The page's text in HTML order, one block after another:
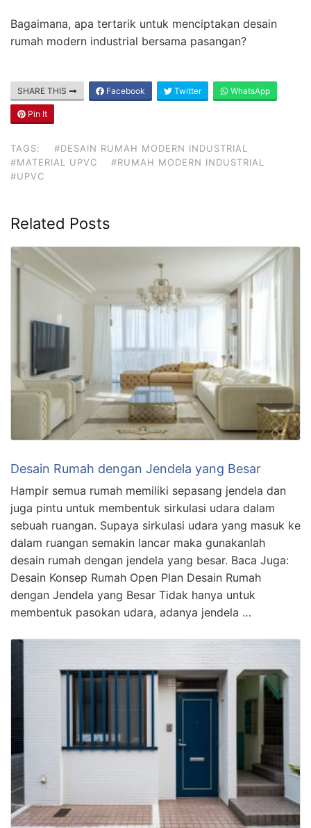
Bagaimana, apa tertarik untuk menciptakan desain
rumah modern industrial bersama pasangan?
SHARE THIS Facebook Twitter WhatsApp
Pin It
TAGS:
#DESAIN RUMAH MODERN INDUSTRIAL
#MATERIAL UPVC
#RUMAH MODERN INDUSTRIAL
#UPVC
Related Posts
Desain Rumah dengan Jendela yang Besar
Hampir semua rumah memiliki sepasang jendela dan
juga pintu untuk membentuk sirkulasi udara dalam
sebuah ruangan. Supaya sirkulasi udara yang masuk ke
dalam ruangan semakin lancar maka gunakanlah
desain rumah dengan jendela yang besar. Baca Juga:
Desain Konsep Rumah Open Plan Desain Rumah
dengan Jendela yang Besar Tidak hanya untuk
membentuk pasokan udara, adanya jendela …